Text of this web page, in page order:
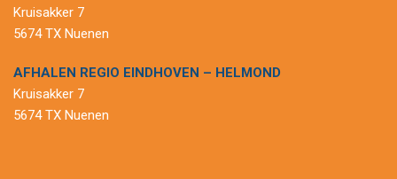
Kruisakker 7
5674 TX Nuenen
AFHALEN REGIO EINDHOVEN – HELMOND
Kruisakker 7
5674 TX Nuenen